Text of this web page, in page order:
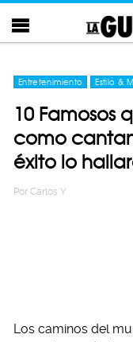
Entretenimiento Estilo &
10 Famosos
como
éxito lo
Por Carlos Y
Los caminos del